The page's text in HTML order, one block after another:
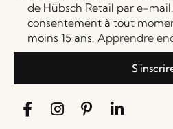
de Hübsch Retail par e-
consentement à tout
moins 15 ans. Apprendre